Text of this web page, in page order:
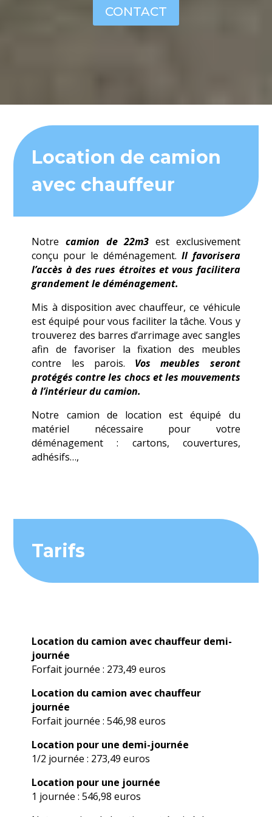
CONTACT
Location de camion
avec chauffeur
Notrecamion de 22m3 est exclusivement
conçu pour le déménagement. Il favorisera
l’accès à des rues étroites et vous facilitera
grandement le déménagement.
Mis à disposition avec chauffeur, ce véhicule
est équipé pour vous faciliter la tâche. Vous y
trouverez des barres d’arrimage avec sangles
afin de favoriser la fixation des meubles
contre les parois. Vos meubles seront
protégés contre les chocs et les mouvements
à l’intérieur du camion.
Notre camion de location est équipé du
matériel nécessaire pour votre
déménagement : cartons, couvertures,
adhésifs…,
Tarifs
Location du camion avec chauffeur demi-
journée
Forfait journée : 273,49 euros
Location du camion avec chauffeur
journée
Forfait journée : 546,98 euros
Location pour une demi-journée
1/2 journée : 273,49 euros
Location pour une journée
1 journée : 546,98 euros